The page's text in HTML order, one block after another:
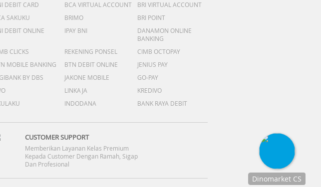
DEBIT CARD
BCA VIRTUAL ACCOUNT
BRI VIRTUAL ACCOUNT
SAKUKU
BRIMO
BRI POINT
DEBIT ONLINE
IPAY BNI
DANAMON ONLINE
BANKING
CLICKS
REKENING PONSEL
CIMB OCTOPAY
MOBILE BANKING
BTN DEBIT ONLINE
JENIUS PAY
BY DBS
JAKONE MOBILE
GO-PAY
LINKAJA
KREDIVO
INDODANA BANK RAYA DEBIT
CUSTOMER SUPPORT
Memberikan Layanan Kelas Premium
Kepada Customer Dengan Ramah, Sigap
Dan Profesional
Dinomarket CS